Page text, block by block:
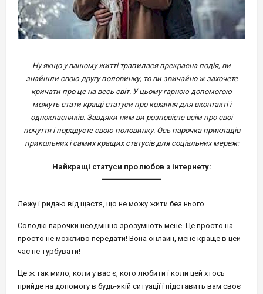
Ну якщо у вашому житті трапилася прекрасна подія, ви
знайшли свою другу половинку, то ви звичайно ж захочете
кричати про це на весь світ. У цьому гарною допомогою
можуть стати кращі статуси про кохання для вконтакті і
однокласників. Завдяки ним ви розповісте всім про свої
почуття і порадуєте свою половинку. Ось парочка прикладів
прикольних і самих кращих статусів для соціальних мереж:
Найкращі статуси про любов з інтернету:
Лежу і ридаю від щастя, що не можу жити без нього.
Солодкі парочки неодмінно зрозуміють мене. Це просто на
просто не можливо передати! Вона онлайн, мене краще в цей
час не турбувати!
Це ж так мило, коли у вас є, кого любити і коли цей хтось
прийде на допомогу в будь-якій ситуації і підставить вам своє